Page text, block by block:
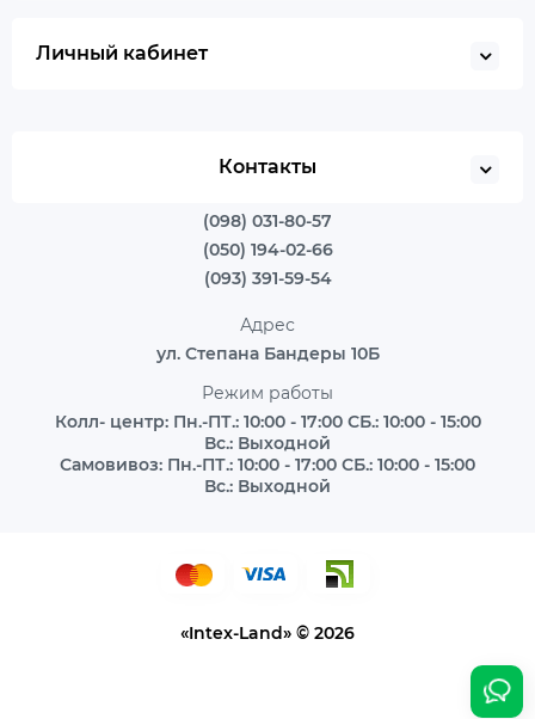
Личный кабинет
Контакты
(098) 031-80-57
(050) 194-02-66
(093) 391-59-54
Адрес
ул. Степана Бандеры 10Б
Режим работы
Колл- центр: Пн.-ПТ.: 10:00 - 17:00 СБ.: 10:00 - 15:00
Вс.: Выходной
Самовивоз: Пн.-ПТ.: 10:00 - 17:00 СБ.: 10:00 - 15:00
Вс.: Выходной
«Intex-Land» © 2026